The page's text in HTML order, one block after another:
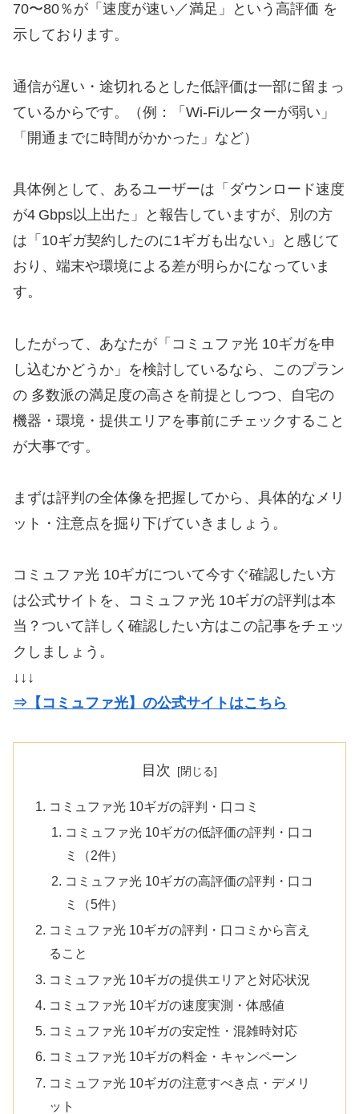
70〜80％が「速度が速い／満足」という高評価 を
示しております。
通信が遅い・途切れるとした低評価は一部に留まっ
ているからです。（例：「Wi-Fiルーターが弱い」
「開通までに時間がかかった」など）
具体例として、あるユーザーは「ダウンロード速度
が4 Gbps以上出た」と報告していますが、別の方
は「10ギガ契約したのに1ギガも出ない」と感じて
おり、端末や環境による差が明らかになっていま
す。
したがって、あなたが「コミュファ光 10ギガを申
し込むかどうか」を検討しているなら、このプラン
の 多数派の満足度の高さを前提としつつ、自宅の
機器・環境・提供エリアを事前にチェックすること
が大事です。
まずは評判の全体像を把握してから、具体的なメリ
ット・注意点を掘り下げていきましょう。
コミュファ光 10ギガについて今すぐ確認したい方
は公式サイトを、コミュファ光 10ギガの評判は本
当？ついて詳しく確認したい方はこの記事をチェッ
クしましょう。
↓↓↓
⇒【コミュファ光】の公式サイトはこちら
目次
コミュファ光 10ギガの評判・口コミ
コミュファ光 10ギガの低評価の評判・口コ
ミ（2件）
コミュファ光 10ギガの高評価の評判・口コ
ミ（5件）
コミュファ光 10ギガの評判・口コミから言え
ること
コミュファ光 10ギガの提供エリアと対応状況
コミュファ光 10ギガの速度実測・体感値
コミュファ光 10ギガの安定性・混雑時対応
コミュファ光 10ギガの料金・キャンペーン
コミュファ光 10ギガの注意すべき点・デメリ
ット